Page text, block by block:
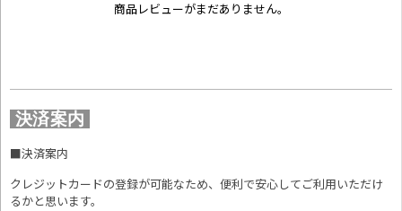
商品レビューがまだありません。
決済案内
決済案内
クレジットカードの登録が可能なため、便利で安心してご利用いただけ
るかと思います。